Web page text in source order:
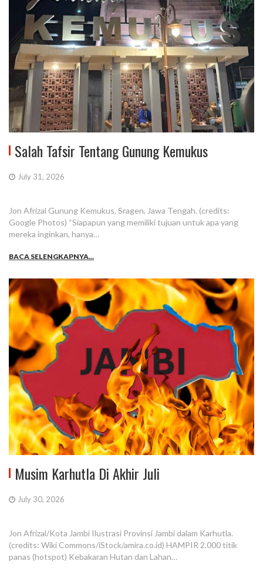
Salah Tafsir Tentang Gunung Kemukus
July 31, 2026
Jon Afrizal Gunung Kemukus, Sragen, Jawa Tengah. (credits:
Google Photos) “Siapapun yang memiliki tujuan untuk apa yang
mereka inginkan, hanya…
BACA SELENGKAPNYA...
Musim Karhutla Di Akhir Juli
July 30, 2026
Jon Afrizal/Kota Jambi Ilustrasi Provinsi Jambi dalam Karhutla.
(credits: Wiki Commons/iStock/amira.co.id) HAMPIR 2.000 titik
panas (hotspot) Kebakaran Hutan dan Lahan…